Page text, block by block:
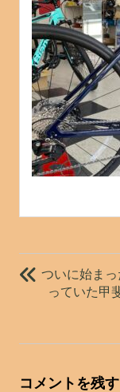
投
稿
シ
ついに始ま
っていた甲
コメントを残す